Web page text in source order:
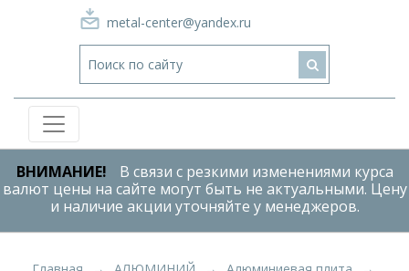
metal-center@yandex.ru
ВНИМАНИЕ!
В связи с резкими изменениями курса
валют цены на сайте могут быть не актуальными. Цену
и наличие акции уточняйте у менеджеров.